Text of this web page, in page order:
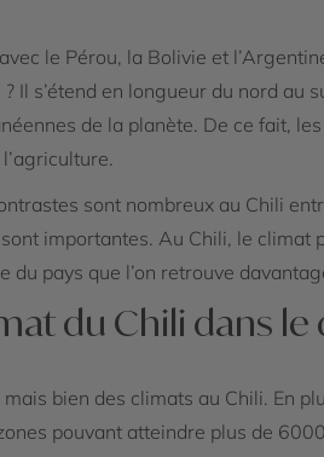
le Pérou, la Bolivie et
Il s’étend en longueur du nord
de la planète. De ce fait,
sont nombreux au Chili
importantes. Au Chili, le
du pays que l’on retrouve
du Chili dans le
mais bien des climats au Chili. En
pouvant atteindre plus de